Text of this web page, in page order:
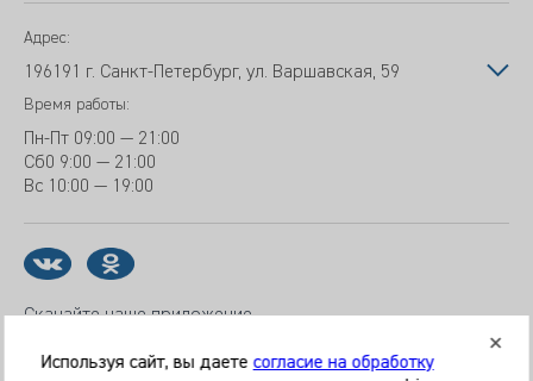
Адрес:
196191 г. Санкт-Петербург, ул. Варшавская, 59
Время работы:
Пн-Пт 09:00 — 21:00
Сб0 9:00 — 21:00
Вс 10:00 — 19:00
Скачайте наше приложение
Используя сайт, вы даете согласие на обработку